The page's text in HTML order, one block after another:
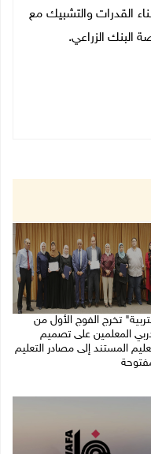
القدرات والتشبيك مع
البنك الزراعي.
تخرج الفوج الأول من
المعلمين على تصميم
المستند إلى مصادر التعليم